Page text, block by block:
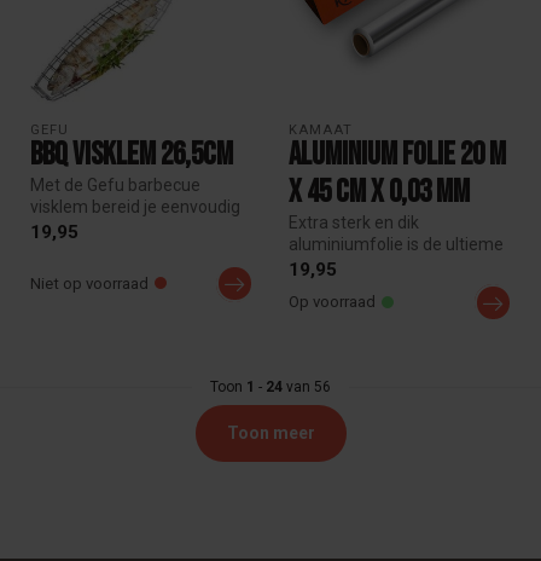
GEFU
BBQ Visklem 26,5cm
Met de Gefu barbecue
visklem bereid je eenvoudig
een hele vis op de BBQ. De
19,95
Niet op voorraad
KAMAAT
Aluminium folie 20 m
x 45 cm x 0,03 mm
Extra sterk en dik
aluminiumfolie is de ultieme
keuze voor het inpakken van
19,95
Op voorraad
Toon 1 - 24 van 56
Toon meer